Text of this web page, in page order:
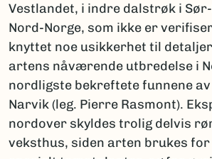
Vestlandet, i indre dalstrøk i
Nord-Norge, som ikke er
knyttet noe usikkerhet til
artens nåværende utbredelse i
nordligste bekreftete funnene
Narvik (leg. Pierre Rasmont).
nordover skyldes trolig delvis
veksthus, siden arten brukes for